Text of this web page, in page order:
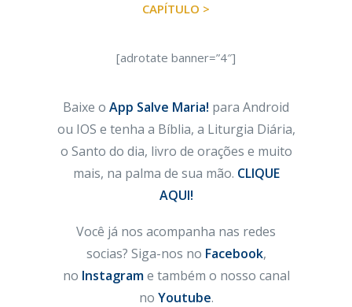
CAPÍTULO >
[adrotate banner=”4″]
Baixe o App Salve Maria! para Android
ou IOS e tenha a Bíblia, a Liturgia Diária,
o Santo do dia, livro de orações e muito
mais, na palma de sua mão. CLIQUE
AQUI!
Você já nos acompanha nas redes
socias? Siga-nos no Facebook,
no Instagrame também o nosso canal
no Youtube.